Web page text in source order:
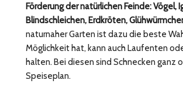
Förderung der natürlichen Feinde: Vögel,
Blindschleichen, Erdkröten,
naturnaher Garten ist dazu die beste
Möglichkeit hat, kann auch Laufenten
halten. Bei diesen sind Schnecken ganz
Speiseplan.